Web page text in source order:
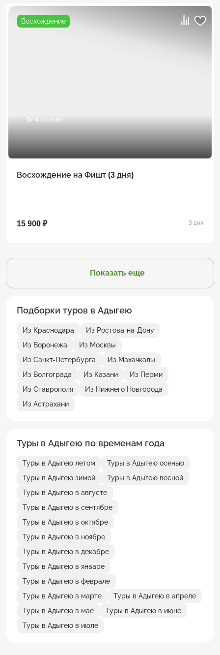
Восхождение
5/ 4 отзыва
Восхождение на Фишт (3 дня)
15 900 ₽ 3 дня
Показать еще
Подборки туров в Адыгею
Из Краснодара
Из Ростова-на-Дону
Из Воронежа
Из Москвы
Из Санкт-Петербурга
Из Махачкалы
Из Волгограда
Из Казани
Из Перми
Из Ставрополя
Из Нижнего Новгорода
Из Астрахани
Туры в Адыгею по временам года
Туры в Адыгею летом
Туры в Адыгею осенью
Туры в Адыгею зимой
Туры в Адыгею весной
Туры в Адыгею в августе
Туры в Адыгею в сентябре
Туры в Адыгею в октябре
Туры в Адыгею в ноябре
Туры в Адыгею в декабре
Туры в Адыгею в январе
Туры в Адыгею в феврале
Туры в Адыгею в марте
Туры в Адыгею в апреле
Туры в Адыгею в мае
Туры в Адыгею в июне
Туры в Адыгею в июле